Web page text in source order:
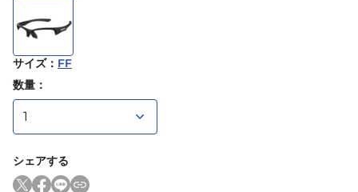
サイズ： FF
数量：
シェアする